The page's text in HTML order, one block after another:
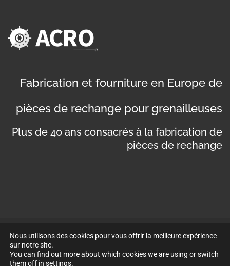
Fabrication et fourniture en Europe de
pièces de rechange pour grenailleuses
Plus de 40 ans consacrés à la fabrication de
pièces de rechange
©Copyright 2019. Disseny web per Bredax
Politique de confidentialité
Nous utilisons des cookies pour vous offrir la meilleure expérience
sur notre site.
You can find out more about which cookies we are using or switch
them off in settings.